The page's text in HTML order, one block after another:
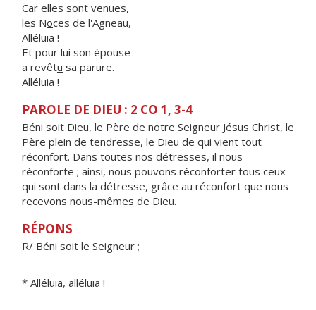
Car elles sont venues,
les Noces de l'Agneau,
Alléluia !
Et pour lui son épouse
a revêtu sa parure.
Alléluia !
PAROLE DE DIEU : 2 CO 1, 3-4
Béni soit Dieu, le Père de notre Seigneur Jésus Christ, le
Père plein de tendresse, le Dieu de qui vient tout
réconfort. Dans toutes nos détresses, il nous
réconforte ; ainsi, nous pouvons réconforter tous ceux
qui sont dans la détresse, grâce au réconfort que nous
recevons nous-mêmes de Dieu.
RÉPONS
R/ Béni soit le Seigneur ;
* Alléluia, alléluia !